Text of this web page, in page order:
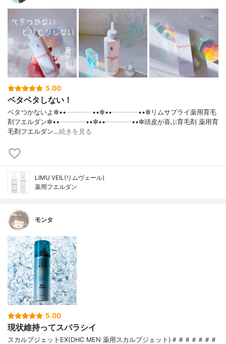
5.00
ベタベタしない！
ベタつかないよ✼••┈┈┈┈••✼••┈┈┈┈••✼リムサプライ薬用育毛
剤フエルダン✼••┈┈┈┈••✼••┈┈┈┈••✼頭皮が喜ぶ育毛剤 薬用育
毛剤フエルダン…続きを見る
LIMU VEIL(リムヴェール)
薬用フエルダン
モンタ
5.00
現状維持ってスバラシイ
スカルプジェットEX(DHC MEN 薬用スカルプジェット)＃＃＃＃＃＃＃